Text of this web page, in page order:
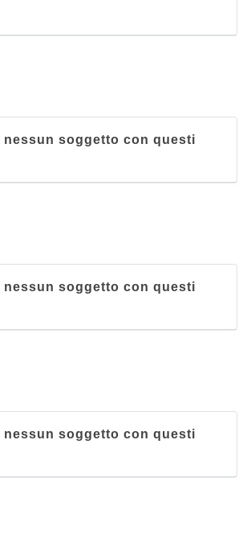
nessun soggetto con questi
nessun soggetto con questi
nessun soggetto con questi